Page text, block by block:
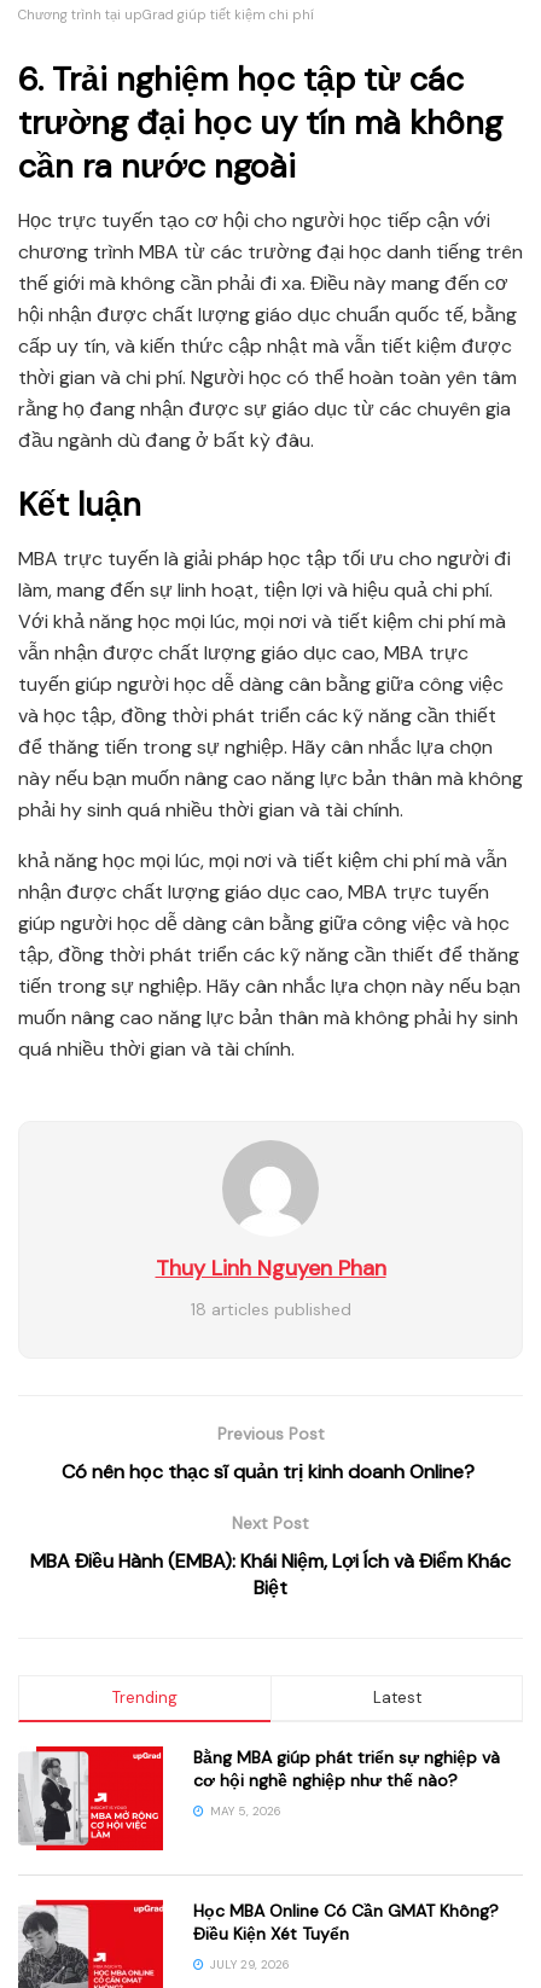
Chương trình tại upGrad giúp tiết kiệm chi phí
6. Trải nghiệm học tập từ các
trường đại học uy tín mà không
cần ra nước ngoài
Học trực tuyến tạo cơ hội cho người học tiếp cận với
chương trình MBA từ các trường đại học danh tiếng trên
thế giới mà không cần phải đi xa. Điều này mang đến cơ
hội nhận được chất lượng giáo dục chuẩn quốc tế, bằng
cấp uy tín, và kiến thức cập nhật mà vẫn tiết kiệm được
thời gian và chi phí. Người học có thể hoàn toàn yên tâm
rằng họ đang nhận được sự giáo dục từ các chuyên gia
đầu ngành dù đang ở bất kỳ đâu.
Kết luận
MBA trực tuyến là giải pháp học tập tối ưu cho người đi
làm, mang đến sự linh hoạt, tiện lợi và hiệu quả chi phí.
Với khả năng học mọi lúc, mọi nơi và tiết kiệm chi phí mà
vẫn nhận được chất lượng giáo dục cao, MBA trực
tuyến giúp người học dễ dàng cân bằng giữa công việc
và học tập, đồng thời phát triển các kỹ năng cần thiết
để thăng tiến trong sự nghiệp. Hãy cân nhắc lựa chọn
này nếu bạn muốn nâng cao năng lực bản thân mà không
phải hy sinh quá nhiều thời gian và tài chính.
khả năng học mọi lúc, mọi nơi và tiết kiệm chi phí mà vẫn
nhận được chất lượng giáo dục cao, MBA trực tuyến
giúp người học dễ dàng cân bằng giữa công việc và học
tập, đồng thời phát triển các kỹ năng cần thiết để thăng
tiến trong sự nghiệp. Hãy cân nhắc lựa chọn này nếu bạn
muốn nâng cao năng lực bản thân mà không phải hy sinh
quá nhiều thời gian và tài chính.
Thuy Linh Nguyen Phan
18 articles published
Previous Post
Có nên học thạc sĩ quản trị kinh doanh Online?
Next Post
MBA Điều Hành (EMBA): Khái Niệm, Lợi Ích và Điểm Khác
Biệt
Trending Latest
Bằng MBA giúp phát triển sự nghiệp và
cơ hội nghề nghiệp như thế nào?
MAY 5, 2026
Học MBA Online Có Cần GMAT Không?
Điều Kiện Xét Tuyển
JULY 29, 2026